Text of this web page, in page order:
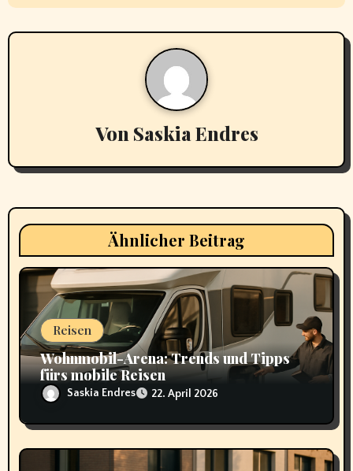
r
a
a
v
g
Von Saskia Endres
Ähnlicher Beitrag
Reisen
Wohnmobil-Arena: Trends und Tipps
fürs mobile Reisen
Saskia Endres 22. April 2026